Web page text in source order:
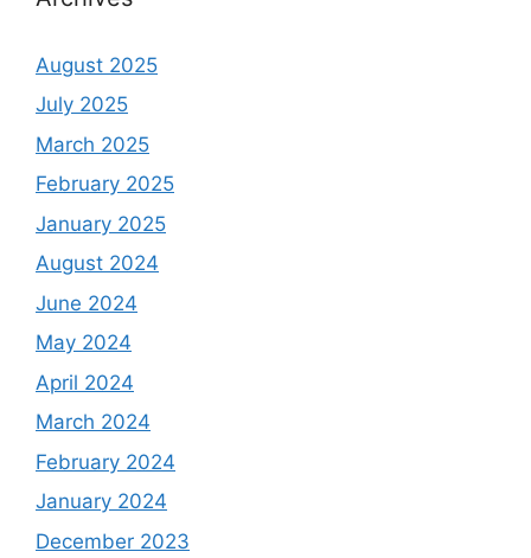
August 2025
July 2025
March 2025
February 2025
January 2025
August 2024
June 2024
May 2024
April 2024
March 2024
February 2024
January 2024
December 2023